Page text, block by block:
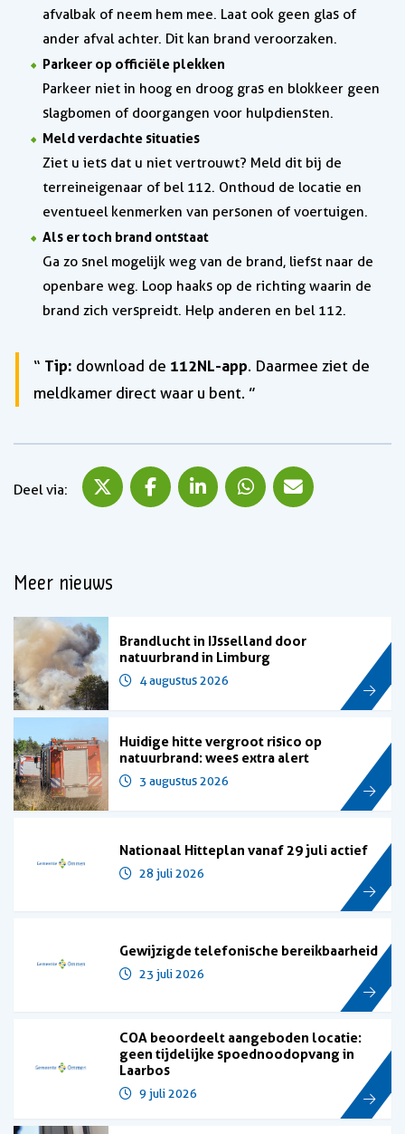
afvalbak of neem hem mee. Laat ook geen glas of
ander afval achter. Dit kan brand veroorzaken.
Parkeer op officiële plekken
Parkeer niet in hoog en droog gras en blokkeer geen
slagbomen of doorgangen voor hulpdiensten.
Meld verdachte situaties
Ziet u iets dat u niet vertrouwt? Meld dit bij de
terreineigenaar of bel 112. Onthoud de locatie en
eventueel kenmerken van personen of voertuigen.
Als er toch brand ontstaat
Ga zo snel mogelijk weg van de brand, liefst naar de
openbare weg. Loop haaks op de richting waarin de
brand zich verspreidt. Help anderen en bel 112.
Tip: download de 112NL-app. Daarmee ziet de
meldkamer direct waar u bent.
Deel via:
Deel via XDeel via Facebook
Deel via LinkedInDeel via WhatsApp
Meer nieuws
Brandlucht in IJsselland door
natuurbrand in Limburg
4 augustus 2026
Huidige hitte vergroot risico op
natuurbrand: wees extra alert
3 augustus 2026
Nationaal Hitteplan vanaf 29 juli actief
28 juli 2026
Gewijzigde telefonische bereikbaarheid
23 juli 2026
COA beoordeelt aangeboden locatie:
geen tijdelijke spoednoodopvang in
Laarbos
9 juli 2026